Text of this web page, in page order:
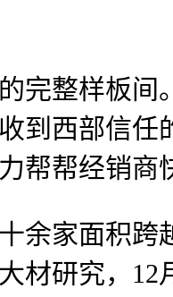
整样板间
到西部信任
帮帮经销商
家面积跨
材研究，